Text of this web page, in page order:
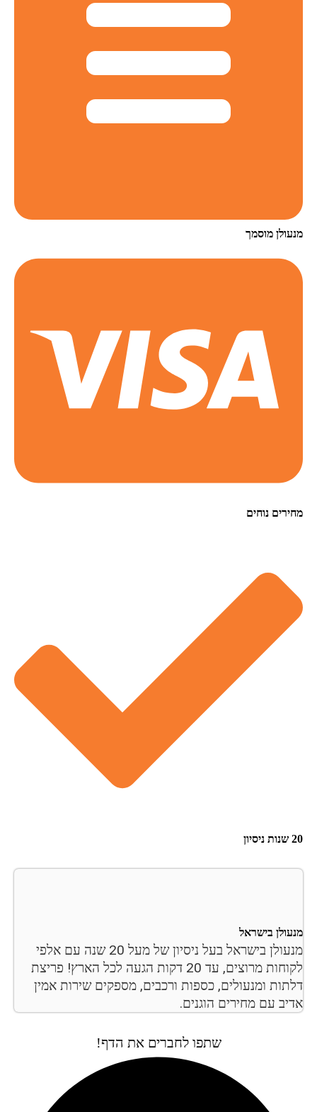
מוסמך
נוחים
בישראל
מנעולן בישראל בעל ניסיון של מעל 20 שנה עם אלפי
לקוחות מרוצים, עד 20 דקות הגעה לכל הארץ! פריצת
ומנעולים, כספות ורכבים, מספקים שירות אמין
עם מחירים הוגנים.
שתפו לחברים את הדף!